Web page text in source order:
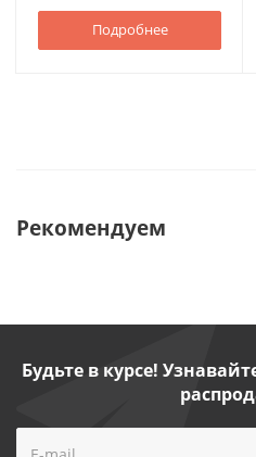
Подробнее
Рекомендуем
Будьте в курсе!